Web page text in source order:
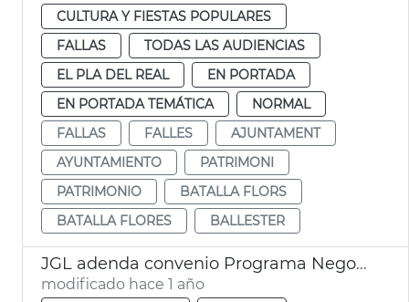
CULTURA Y FIESTAS POPULARES
FALLAS
TODAS LAS AUDIENCIAS
EL PLA DEL REAL
EN PORTADA
EN PORTADA TEMÁTICA
NORMAL
FALLAS
FALLES
AJUNTAMENT
AYUNTAMIENTO
PATRIMONI
PATRIMONIO
BATALLA FLORS
BATALLA FLORES
BALLESTER
JGL adenda convenio Programa Negocio Local Sostenible
modificado hace 1 año